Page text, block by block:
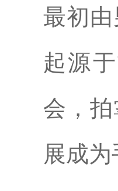
最初
起源
会，
展成